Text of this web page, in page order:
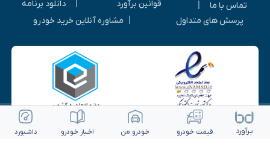
تماس با ما قوانین برآورد
دانلود برنامه
پرسش های متداول
مشاوره آنلاین خرید خودرو
بـرآورد قیمت خـودرو خـودرو من اخـبار خـودرو داشـبورد